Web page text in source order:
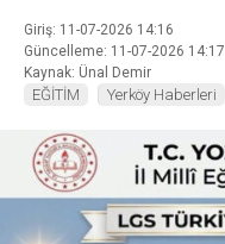
Giriş: 11-07-2026 14:16
Güncelleme: 11-07-2026 14:17
Kaynak: Ünal Demir
EĞİTİM Yerköy Haberleri